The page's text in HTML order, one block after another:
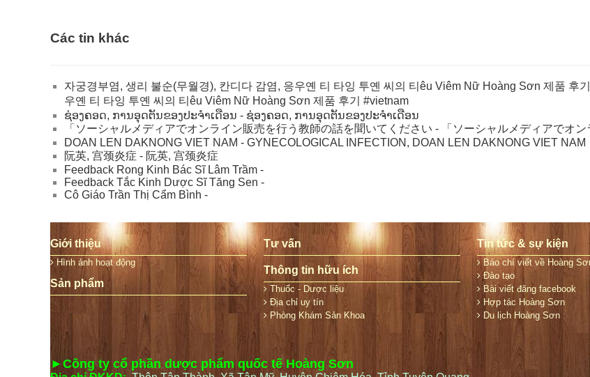
Các tin khác
자궁경부염, 생리 불순(무월경), 칸디다 감염, 응우옌 티 타잉 투옌 씨의 티êu Viêm Nữ Hoàng Sơn 제품 후
우옌 티 타잉 투옌 씨의 티êu Viêm Nữ Hoàng Sơn 제품 후기 #vietnam
ຊ່ອງຄອດ, ການອຸດຕັນຂອງປະຈໍາເດືອນ - ຊ່ອງຄອດ, ການອຸດຕັນຂອງປະຈໍາເດືອນ
「ソーシャルメディアでオンライン販売を行う教師の話を聞いてください - 「ソーシャルメディアでオ
DOAN LEN DAKNONG VIET NAM - GYNECOLOGICAL INFECTION, DOAN LEN DAKNONG VIET NAM
阮英, 宫颈炎症 - 阮英, 宫颈炎症
Feedback Rong Kinh Bác Sĩ Lâm Trầm -
Feedback Tắc Kinh Dược Sĩ Tăng Sen -
Cô Giáo Trần Thị Cẩm Bình -
Giới thiệu
Hình ảnh hoạt động
Sản phẩm
Tư vấn
Thông tin hữu ích
Thuốc - Dược liệu
Địa chỉ uy tín
Phòng Khám Sản Khoa
Tin tức & sự kiện
Báo chí viết về Hoàng
Đào tạo
Bài viết đăng facebook
Hợp tác Hoàng Sơn
Du lịch Hoàng Sơn
►Công ty cổ phần dược phẩm quốc tế Hoàng Sơn